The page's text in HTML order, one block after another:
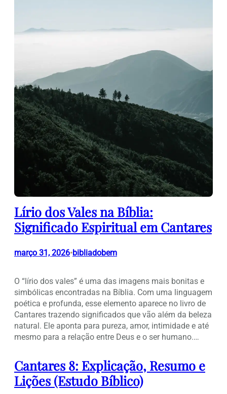
Lírio dos Vales na Bíblia:
Significado Espiritual em Cantares
março 31, 2026•bibliadobem
O “lírio dos vales” é uma das imagens mais bonitas e
simbólicas encontradas na Bíblia. Com uma linguagem
poética e profunda, esse elemento aparece no livro de
Cantares trazendo significados que vão além da beleza
natural. Ele aponta para pureza, amor, intimidade e até
mesmo para a relação entre Deus e o ser humano.…
Cantares 8: Explicação, Resumo e
Lições (Estudo Bíblico)